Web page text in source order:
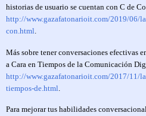
historias de usuario se cuentan con C de
http://www.gazafatonarioit.com/2019/06/
con.html
Más sobre tener conversaciones efectivas
a Cara en Tiempos de la Comunicación
http://www.gazafatonarioit.com/2017/11/
tiempos-de.html
Para mejorar tus habilidades